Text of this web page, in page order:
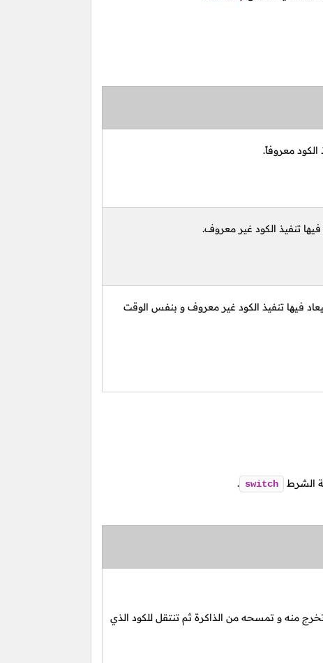
معروفاً.
تنفيذ الكود غير معروف.
فيها تنفيذ الكود غير معروف و بنفس الوقت
الشرط switch
.
منه و تمسحه من الذاكرة ثم تنتقل للكود الذي